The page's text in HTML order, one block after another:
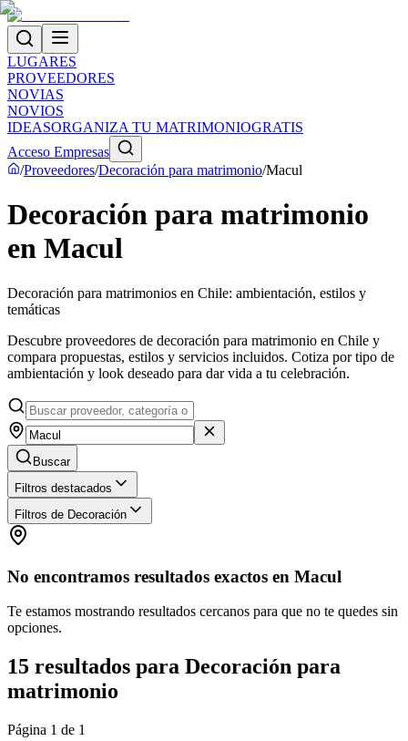
LUGARES
PROVEEDORES
NOVIAS
NOVIOS
IDEASORGANIZA TU MATRIMONIOGRATIS
Acceso Empresas
/Proveedores/Decoración para matrimonio/Macul
Decoración para matrimonio
en Macul
Decoración para matrimonios en Chile: ambientación, estilos y
temáticas
Descubre proveedores de decoración para matrimonio en Chile y
compara propuestas, estilos y servicios incluidos. Cotiza por tipo de
ambientación y look deseado para dar vida a tu celebración.
Buscar
Filtros destacados
Filtros de Decoración
No encontramos resultados exactos en Macul
Te estamos mostrando resultados cercanos para que no te quedes sin
opciones.
15 resultados para Decoración para
matrimonio
Página 1 de 1